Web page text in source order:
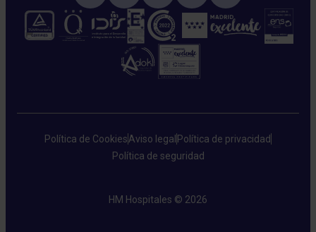
Política de CookiesAviso legal Política de privacidad
Política de seguridad
HM Hospitales © 2026